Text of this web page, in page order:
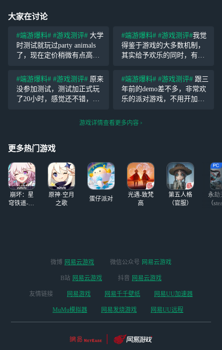
大家在讨论
#端游爆料# #游戏测评# 大学
时测试就玩过party animals
了，现在定价稍微有点高，
挺欢乐的，有朋友玩的话游
戏性满分，毕竟是社交游
戏，派对游戏是多人游戏的
#端游爆料# #游戏测评#我觉
得鉴于游戏的大多数机制，
其实给予欢乐的同时，有更
更持续，毕竟，也不能一直
欢乐下去，会麻木，快乐之
后还会有什么吸引我们继续
#端游爆料# #游戏测评# 原来
没参加测试，测试加正式玩
了20小时，感觉还不错，目
还是过多的，后期最好可以
乐了几天
#端游爆料# #游戏测评# 跟三
年前的demo差不多，非常欢
乐的派对游戏，不用开加速
把别人打晕的那一下时
游戏详情查看更多内容
更多热门游戏
崩坏：星
穹铁道-4.4
原神·空月
之歌
蛋仔派对
光遇-致梵
高
第五人格
（官服）
永劫
（
微博 网易云游戏 微信公众号 网易云游戏
B站 网易云游戏 抖音 网易云游戏
友情链接 网易游戏 网易千千壁纸 网易UU加速器
MuMu模拟器 网易发烧游戏 网易UU远程